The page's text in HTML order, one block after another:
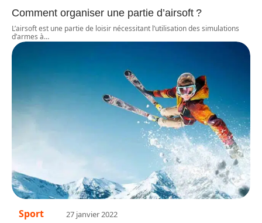
Comment organiser une partie d’airsoft ?
L’airsoft est une partie de loisir nécessitant l’utilisation des simulations
d’armes à…
Sport 27 janvier 2022